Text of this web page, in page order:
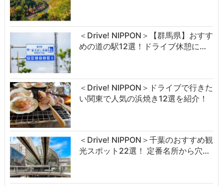
＜Drive! NIPPON＞【群馬県】おすす
めの道の駅12選！ドライブ休憩に…
＜Drive! NIPPON＞ドライブで行きた
い関東で人気の浜焼き12選を紹介！
＜Drive! NIPPON＞千葉のおすすめ観
光スポット22選！ 定番名所から穴…